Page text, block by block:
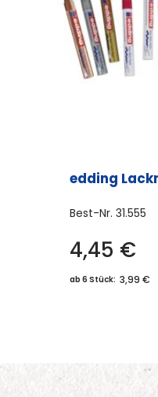
edding
Best-Nr. 31.555
4,45 €
ab 6 Stück: 3,99 €